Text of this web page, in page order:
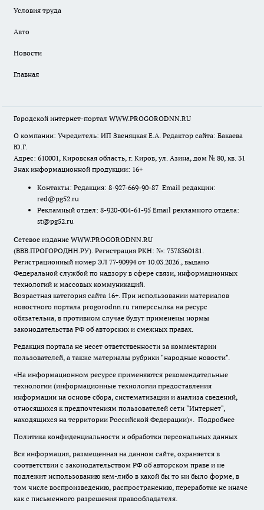
Условия труда
Авто
Новости
Главная
Городской интернет-портал WWW.PROGORODNN.RU
О компании: Учредитель: ИП Звеняцкая Е.А. Редактор сайта: Бакаева
Ю.Г.
Адрес: 610001, Кировская область, г. Киров, ул. Азина, дом № 80, кв. 31
Знак информационной продукции: 16+
Контакты: Редакция: 8-927-669-90-87 Email редакции:
red@pg52.ru
Рекламный отдел: 8-920-004-61-95 Email рекламного отдела:
st@pg52.ru
Сетевое издание WWW.PROGORODNN.RU
(ВВВ.ПРОГОРОДНН.РУ). Регистрация РКН: №: 7378360181.
Регистрационный номер ЭЛ 77-90994 от 10.03.2026., выдано
Федеральной службой по надзору в сфере связи, информационных
технологий и массовых коммуникаций.
Возрастная категория сайта 16+. При использовании материалов
новостного портала progorodnn.ru гиперссылка на ресурс
обязательна, в противном случае будут применены нормы
законодательства РФ об авторских и смежных правах.
Редакция портала не несет ответственности за комментарии
пользователей, а также материалы рубрики "народные новости".
«На информационном ресурсе применяются рекомендательные
технологии (информационные технологии предоставления
информации на основе сбора, систематизации и анализа сведений,
относящихся к предпочтениям пользователей сети "Интернет",
находящихся на территории Российской Федерации)». Подробнее
Политика конфиденциальности и обработки персональных данных
Вся информация, размещенная на данном сайте, охраняется в
соответствии с законодательством РФ об авторском праве и не
подлежит использованию кем-либо в какой бы то ни было форме, в
том числе воспроизведению, распространению, переработке не иначе
как с письменного разрешения правообладателя.